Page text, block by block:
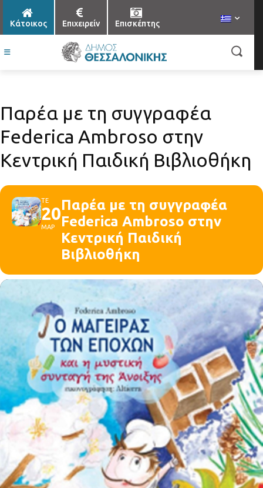
Κάτοικος Επιχειρείν Επισκέπτης
Παρέα με τη συγγραφέα
Federica Ambroso στην
Κεντρική Παιδική Βιβλιοθήκη
ΤΕ
20
ΜΑΡ
Παρέα με τη συγγραφέα
Federica Ambroso στην
Κεντρική Παιδική
Βιβλιοθήκη